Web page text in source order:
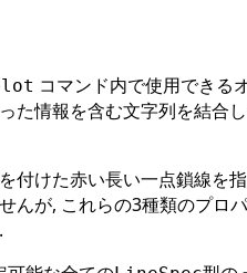
コマンド内で使用できる
た情報を含む文字列を結合
付けた赤い長い一点鎖線を
んが, これらの3種類のプロ